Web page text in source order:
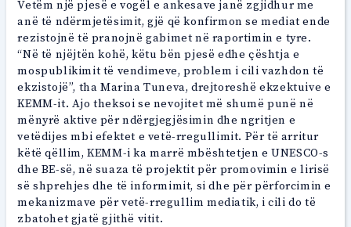
Vetëm një pjesë e vogël e ankesave janë zgjidhur me
anë të ndërmjetësimit, gjë që konfirmon se mediat ende
rezistojnë të pranojnë gabimet në raportimin e tyre.
“Në të njëjtën kohë, këtu bën pjesë edhe çështja e
mospublikimit të vendimeve, problem i cili vazhdon të
ekzistojë”, tha Marina Tuneva, drejtoreshë ekzektuive e
KEMM-it. Ajo theksoi se nevojitet më shumë punë në
mënyrë aktive për ndërgjegjësimin dhe ngritjen e
vetëdijes mbi efektet e vetë-rregullimit. Për të arritur
këtë qëllim, KEMM-i ka marrë mbështetjen e UNESCO-s
dhe BE-së, në suaza të projektit për promovimin e lirisë
së shprehjes dhe të informimit, si dhe për përforcimin e
mekanizmave për vetë-rregullim mediatik, i cili do të
zbatohet gjatë gjithë vitit.